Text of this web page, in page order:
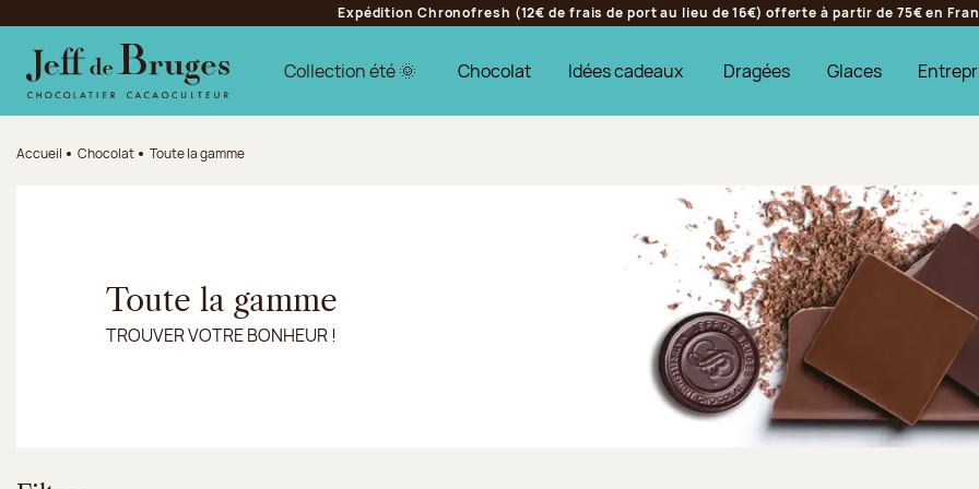
Aller au contenu principal
Aller au pied de page
Expédition Chronofresh (12€ de frais de port au lieu de 16€) offerte à partir de 75€ en
Collection été 🌞 Chocolat Idées cadeaux Dragées Glaces
Accueil Chocolat Toute la gamme
Toute la gamme
TROUVER VOTRE BONHEUR !